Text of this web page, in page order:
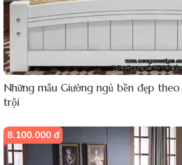
Những mẫu Giường ngủ bền đẹp
trội
8.100.000 đ